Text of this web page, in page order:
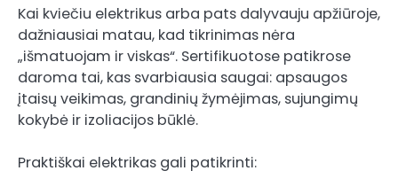
Kai kviečiu elektrikus arba pats dalyvauju apžiūroje,
dažniausiai matau, kad tikrinimas nėra
„išmatuojam ir viskas“. Sertifikuotose patikrose
daroma tai, kas svarbiausia saugai: apsaugos
įtaisų veikimas, grandinių žymėjimas, sujungimų
kokybė ir izoliacijos būklė.
Praktiškai elektrikas gali patikrinti: